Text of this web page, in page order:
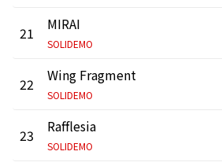
21 MIRAI
SOLIDEMO
22 Wing Fragment
SOLIDEMO
23 Rafflesia
SOLIDEMO